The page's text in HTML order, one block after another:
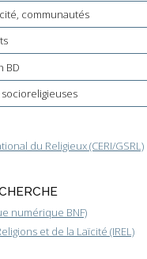
communautés
BD
socioreligieuses
du Religieux (CERI/GSRL)
numérique BNF)
et de la Laïcité (IREL)